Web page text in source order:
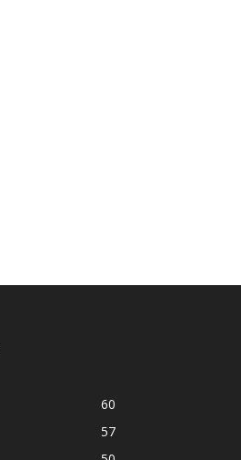
60
57